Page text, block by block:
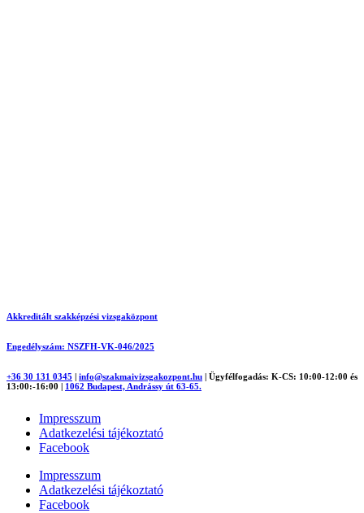
Akkreditált szakképzési vizsgaközpont
Engedélyszám: NSZFH-VK-046/2025
+36 30 131 0345 info@szakmaivizsgakozpont.hu
Ügyfélfogadás: K-CS: 10:00-12:00 és
13:00:-16:00
1062 Budapest, Andrássy út 63-65.
Impresszum
Adatkezelési tájékoztató
Facebook
Impresszum
Adatkezelési tájékoztató
Facebook